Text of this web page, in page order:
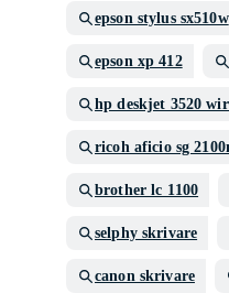
epson stylus sx510w
epson xp 412
hp deskjet 3520
ricoh aficio sg
brother lc 1100
selphy skrivare
canon skrivare